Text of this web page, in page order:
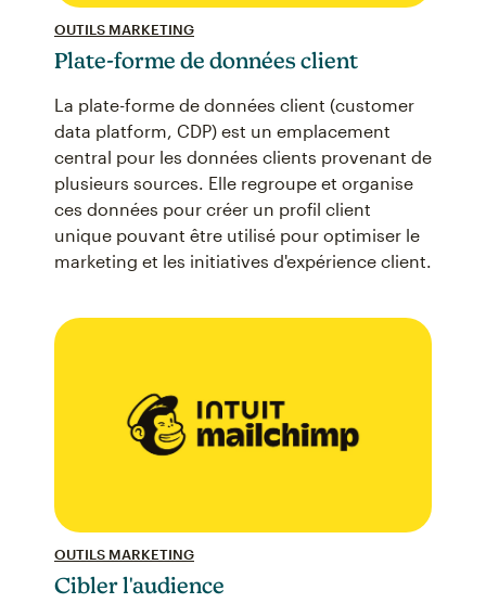
OUTILS MARKETING
Plate-forme de données client
La plate-forme de données client (customer
data platform, CDP) est un emplacement
central pour les données clients provenant de
plusieurs sources. Elle regroupe et organise
ces données pour créer un profil client
unique pouvant être utilisé pour optimiser le
marketing et les initiatives d'expérience client.
OUTILS MARKETING
Cibler l'audience